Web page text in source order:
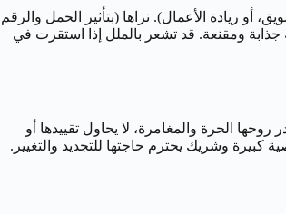
أو ريادة الأعمال). نراها (بتأثير الحمل والرقم
جذابة ومقنعة. قد تشعر بالملل إذا استقرت في
(الحمل) وبين الحرية، التنوع، والتواصل الفكري والمرح (5). هي تحتاج إلى شريك يقدر روحها الحرة والمغامرة، لا يحاول تقييدها أو
كبيرة وشريك يحترم حاجتها للتجديد والتغيير.